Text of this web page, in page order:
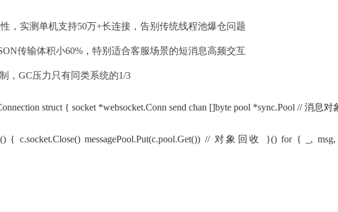
性，实测单机支持50万+长连接，告别传统线程池爆仓问题
传输体积小60%，特别适合客服场景的短消息高频交互
，GC压力只有同类系统的1/3
struct { socket *websocket.Conn send chan []byte pool *sync.Pool // 消息对
{ c.socket.Close() messagePool.Put(c.pool.Get()) // 对象回收 }() for { _,